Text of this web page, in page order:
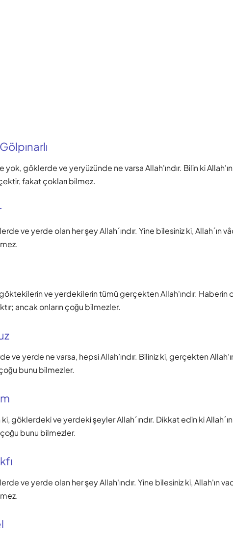
yok, göklerde ve yeryüzünde ne varsa Allah'ındır. Bilin ki
fakat çokları bilmez.
ve yerde olan her şey Allah´ındır. Yine bilesiniz ki, Allah´ın
ve yerdekilerin tümü gerçekten Allah'ındır. Haberin
ancak onların çoğu bilmezler.
ve yerde ne varsa, hepsi Allah’ındır. Biliniz ki, gerçekten
bunu bilmezler.
göklerdeki ve yerdeki şeyler Allah´ındır. Dikkat edin ki Allah´ın
çoğu bunu bilmezler.
ve yerde olan her şey Allah'ındır. Yine bilesiniz ki, Allah'ın